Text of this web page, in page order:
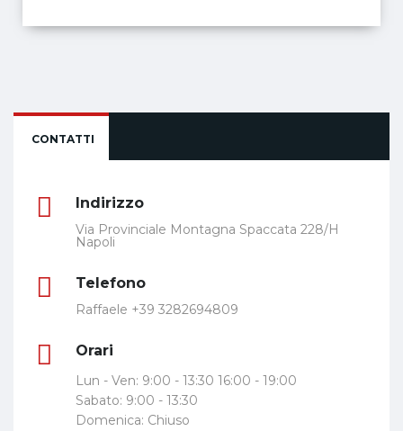
CONTATTI
Indirizzo
Via Provinciale Montagna Spaccata 228/H
Napoli
Telefono
Raffaele +39 3282694809
Orari
Lun - Ven: 9:00 - 13:30 16:00 - 19:00
Sabato: 9:00 - 13:30
Domenica: Chiuso